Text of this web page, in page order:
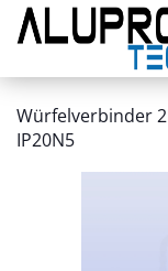
Würfelverbinder
IP20N5